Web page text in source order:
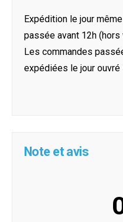
Expédition le jour
passée avant 12h
Les commandes
expédiées le jour ouvré
Note et avis